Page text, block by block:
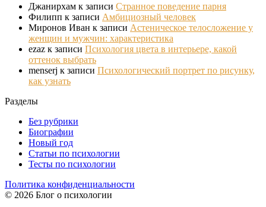
Джанирхам к записи Странное поведение парня
Филипп к записи Амбициозный человек
Миронов Иван к записи Астеническое телосложение у
женщин и мужчин: характеристика
ezaz к записи Психология цвета в интерьере, какой
оттенок выбрать
menserj к записи Психологический портрет по рисунку,
как узнать
Разделы
Без рубрики
Биографии
Новый год
Статьи по психологии
Тесты по психологии
Политика конфиденциальности
© 2026 Блог о психологии